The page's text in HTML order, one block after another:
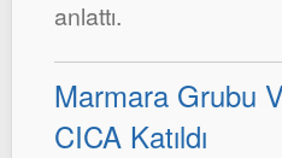
anlattı.
Marmara Grubu
CICA Katıldı